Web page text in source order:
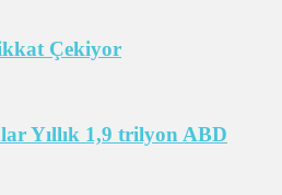
Çekiyor
Yıllık 1,9 trilyon ABD